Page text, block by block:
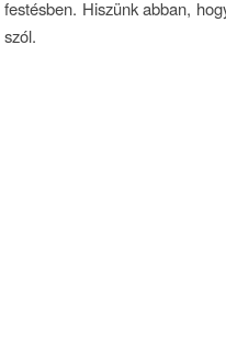
festésben. Hiszünk abban,
szól.